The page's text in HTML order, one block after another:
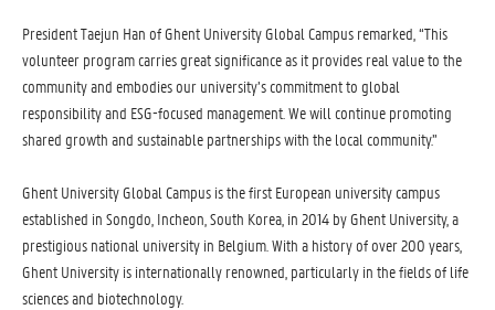
President Taejun Han of Ghent University Global Campus remarked, “This
volunteer program carries great significance as it provides real value to the
community and embodies our university’s commitment to global
responsibility and ESG-focused management. We will continue promoting
shared growth and sustainable partnerships with the local community.”
Ghent University Global Campus is the first European university campus
established in Songdo, Incheon, South Korea, in 2014 by Ghent University, a
prestigious national university in Belgium. With a history of over 200 years,
Ghent University is internationally renowned, particularly in the fields of life
sciences and biotechnology.